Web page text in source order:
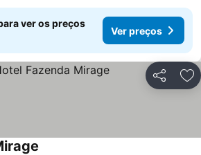
ver os preços
Ver preços
Partilhar